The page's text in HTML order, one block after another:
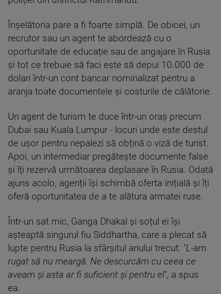
Înșelătoria pare a fi foarte simplă. De obicei, un
recrutor sau un agent te abordează cu o
oportunitate de educație sau de angajare în Rusia
și tot ce trebuie să faci este să depui 10.000 de
dolari într-un cont bancar nominalizat pentru a
aranja toate documentele și costurile de călătorie.
Un agent de turism te duce într-un oraș precum
Dubai sau Kuala Lumpur - locuri unde este destul
de ușor pentru nepalezi să obțină o viză de turist.
Apoi, un intermediar pregătește documente false
și îți rezervă următoarea deplasare în Rusia. Odată
ajuns acolo, agenții își schimbă oferta inițială și îți
oferă oportunitatea de a te alătura armatei ruse.
Într-un sat mic, Ganga Dhakal și soțul ei își
așteaptă singurul fiu Siddhartha, care a plecat să
lupte pentru Rusia la sfârșitul anului trecut. "L-am
rugat să nu meargă. Ne descurcăm cu ceea ce
aveam și asta ar fi suficient și pentru el", a spus
ea.